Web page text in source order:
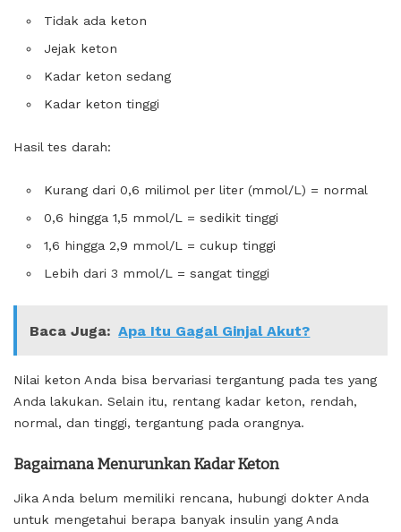
Tidak ada keton
Jejak keton
Kadar keton sedang
Kadar keton tinggi
Hasil tes darah:
Kurang dari 0,6 milimol per liter (mmol/L) = normal
0,6 hingga 1,5 mmol/L = sedikit tinggi
1,6 hingga 2,9 mmol/L = cukup tinggi
Lebih dari 3 mmol/L = sangat tinggi
Baca Juga: Apa Itu Gagal Ginjal Akut?
Nilai keton Anda bisa bervariasi tergantung pada tes yang
Anda lakukan. Selain itu, rentang kadar keton, rendah,
normal, dan tinggi, tergantung pada orangnya.
Bagaimana Menurunkan Kadar Keton
Jika Anda belum memiliki rencana, hubungi dokter Anda
untuk mengetahui berapa banyak insulin yang Anda